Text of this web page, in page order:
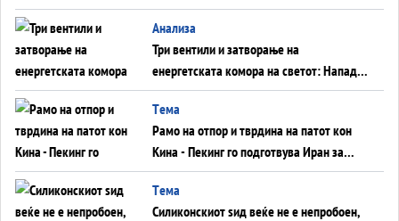
WILDBERRIES
Aнализа
Три вентили и затворање на
енергетската комора на светот: Нападот
во Суец најавува глобален енергетски
инфаркт?
Tема
Рамо на отпор и тврдина на патот кон
Кина - Пекинг го подготвува Иран за
американска копнена инвазија
Tема
Силиконскиот ѕид веќе не е непробоен,